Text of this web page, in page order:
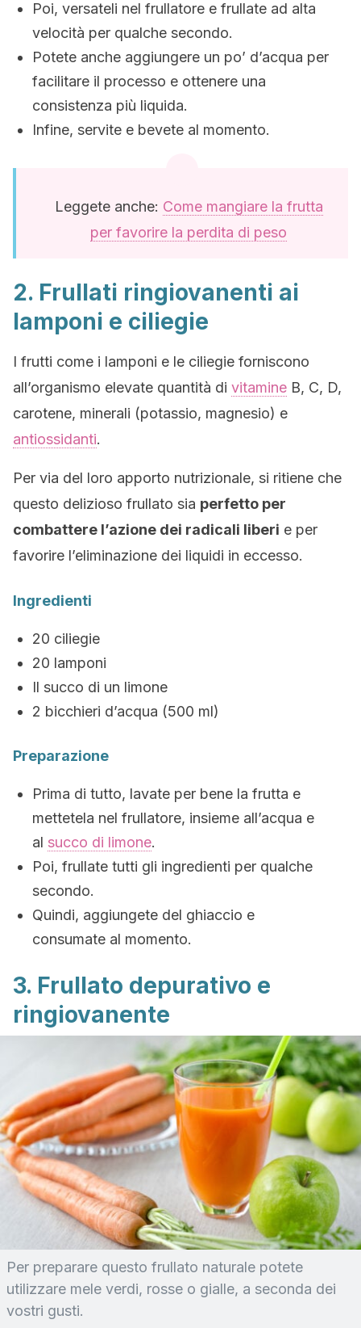
Poi, versateli nel frullatore e frullate ad alta
velocità per qualche secondo.
Potete anche aggiungere un po’ d’acqua per
facilitare il processo e ottenere una
consistenza più liquida.
Infine, servite e bevete al momento.
Leggete anche: Come mangiare la frutta
per favorire la perdita di peso
2. Frullati ringiovanenti ai
lamponi e ciliegie
I frutti come i lamponi e le ciliegie forniscono
all’organismo elevate quantità di vitamine B, C, D,
carotene, minerali (potassio, magnesio) e
antiossidanti.
Per via del loro apporto nutrizionale, si ritiene che
questo delizioso frullato sia perfetto per
combattere l’azione dei radicali liberi e per
favorire l’eliminazione dei liquidi in eccesso.
Ingredienti
20 ciliegie
20 lamponi
Il succo di un limone
2 bicchieri d’acqua (500 ml)
Preparazione
Prima di tutto, lavate per bene la frutta e
mettetela nel frullatore, insieme all’acqua e
al succo di limone.
Poi, frullate tutti gli ingredienti per qualche
secondo.
Quindi, aggiungete del ghiaccio e
consumate al momento.
3. Frullato depurativo e
ringiovanente
Per preparare questo frullato naturale potete
utilizzare mele verdi, rosse o gialle, a seconda dei
vostri gusti.